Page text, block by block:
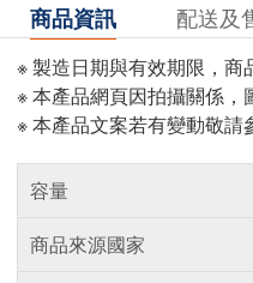
商品資訊 配送及
※ 製造日期與有效期限，商
※ 本產品網頁因拍攝關係
※ 本產品文案若有變動敬請
容量
商品來源國家